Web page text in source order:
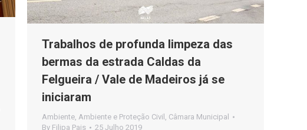
Trabalhos de profunda limpeza das
bermas da estrada Caldas da
Felgueira / Vale de Madeiros já se
iniciaram
Ambiente Ambiente e Proteção Civil
Câmara Municipal
By Filipa Pais 25 Julho 2019